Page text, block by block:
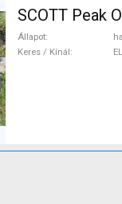
SCOTT Peak
Állapot
Keres / Kínál